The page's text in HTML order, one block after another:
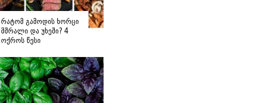
რატომ გამოდის ხორცი
მშრალი და უხეში? 4
ოქროს წესი
სტეიკისა და
მწვადისთვის